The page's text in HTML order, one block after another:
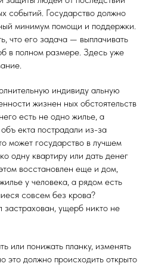
событий. Государство должно
минимум помощи и поддержки.
что его задача — выплачивать
в полном размере. Здесь уже
индивиду альную
жизнен ных обстоятельств
есть не одно жилье, а
екта пострадали из-за
может государство в лучшем
одну квартиру или дать денег
восстановлен еще и дом,
у человека, а рядом есть
совсем без крова?
ущерб никто не
или понижать планку, изменять
это должно происходить открыто